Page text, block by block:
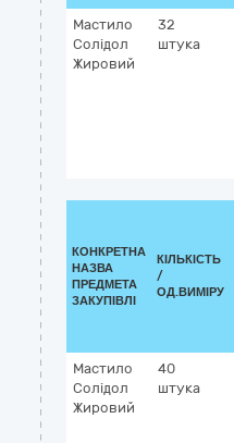
Мастило
Солідол
Жировий
32
штука
КОНКРЕТНА
НАЗВА
ПРЕДМЕТА
ЗАКУПІВЛІ
КІЛЬКІСТЬ
/
ОД.ВИМІРУ
Мастило
Солідол
Жировий
40
штука